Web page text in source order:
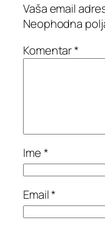
Vaša email
Neophodna
Komentar*
Ime*
Email*